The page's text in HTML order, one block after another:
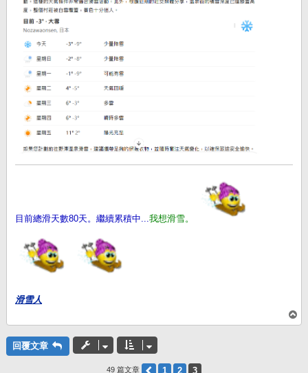
目前總滑天數80天。繼續累積中...我想滑雪。
滑雪人
頂
回覆文章
49 篇文章 上一頁
1 2 3